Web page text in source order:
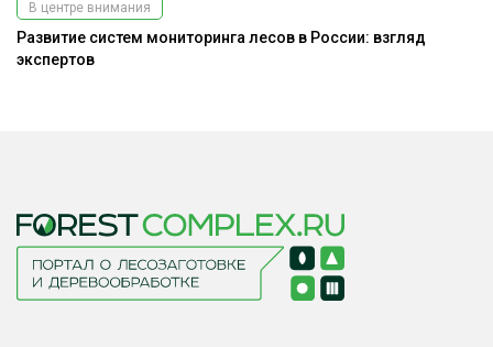
В центре внимания
Развитие систем мониторинга лесов в России: взгляд
экспертов